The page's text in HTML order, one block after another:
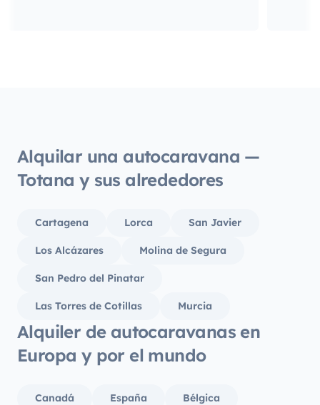
Alquilar una autocaravana —
Totana y sus alrededores
Cartagena Lorca San Javier
Los Alcázares Molina de Segura
San Pedro del Pinatar
Las Torres de Cotillas Murcia
Alquiler de autocaravanas en
Europa y por el mundo
Canadá España Bélgica